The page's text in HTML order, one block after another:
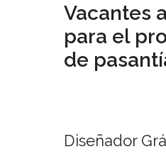
Vacantes
para el
de
Diseñador